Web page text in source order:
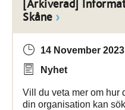
[Arkiverad]
Skåne
14 November 2023
Nyhet
Vill du veta mer om hur
din organisation kan